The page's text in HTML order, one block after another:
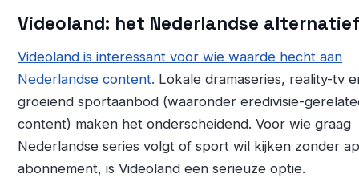
Videoland: het Nederlandse
Videoland is interessant voor wie waarde hecht aan
Nederlandse content. Lokale dramaseries, reality-tv
groeiend sportaanbod (waaronder eredivisie-
content) maken het onderscheidend. Voor wie graag
Nederlandse series volgt of sport wil kijken zonder
abonnement, is Videoland een serieuze optie.